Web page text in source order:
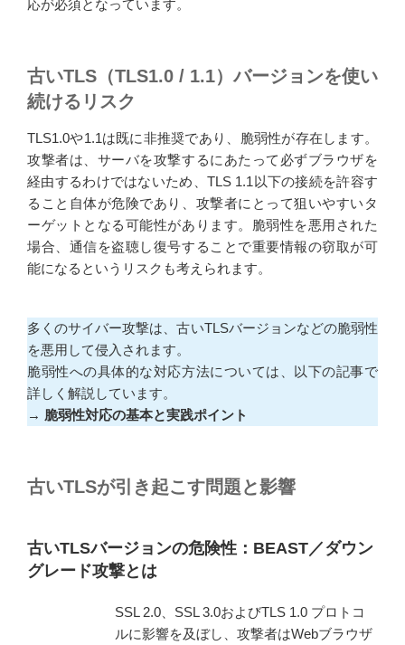
応が必須となっています。
古いTLS（TLS1.0 / 1.1）バージョンを使い
続けるリスク
TLS1.0や1.1は既に非推奨であり、脆弱性が存在します。
攻撃者は、サーバを攻撃するにあたって必ずブラウザを
経由するわけではないため、TLS 1.1以下の接続を許容す
ること自体が危険であり、攻撃者にとって狙いやすいタ
ーゲットとなる可能性があります。脆弱性を悪用された
場合、通信を盗聴し復号することで重要情報の窃取が可
能になるというリスクも考えられます。
多くのサイバー攻撃は、古いTLSバージョンなどの脆弱性
を悪用して侵入されます。
脆弱性への具体的な対応方法については、以下の記事で
詳しく解説しています。
→ 脆弱性対応の基本と実践ポイント
古いTLSが引き起こす問題と影響
古いTLSバージョンの危険性：BEAST／ダウン
グレード攻撃とは
SSL 2.0、SSL 3.0およびTLS 1.0 プロトコ
ルに影響を及ぼし、攻撃者はWebブラウザ